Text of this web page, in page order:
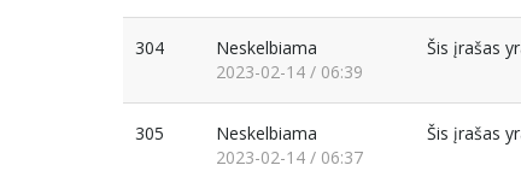
304
Neskelbiama
2023-02-14 / 06:39
Šis įrašas
305
Neskelbiama
2023-02-14 / 06:37
Šis įrašas